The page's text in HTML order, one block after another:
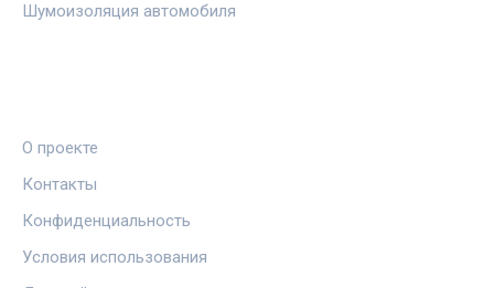
Шумоизоляция автомобиля
О проекте
Контакты
Конфиденциальность
Условия использования